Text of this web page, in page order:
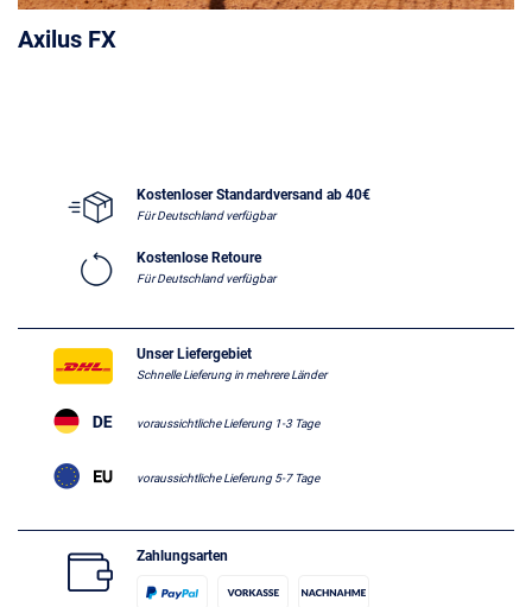
Axilus FX
Kostenloser Standardversand ab 40€
Für Deutschland verfügbar
Kostenlose Retoure
Für Deutschland verfügbar
Unser Liefergebiet
Schnelle Lieferung in mehrere Länder
voraussichtliche Lieferung 1-3 Tage
voraussichtliche Lieferung 5-7 Tage
Zahlungsarten